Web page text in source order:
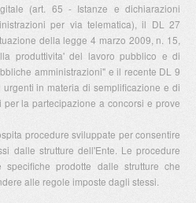
(art. 65 - Istanze e dichiarazioni
per via telematica), il DL 27
della legge 4 marzo 2009, n. 15,
produttivita' del lavoro pubblico e di
amministrazioni" e il recente DL 9
in materia di semplificazione e di
la partecipazione a concorsi e prove
procedure sviluppate per consentire
dalle strutture dell'Ente. Le procedure
prodotte dalle strutture che
alle regole imposte dagli stessi.